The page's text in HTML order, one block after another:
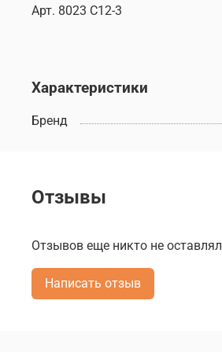
Арт. 8023 C12-3
Характеристики
Бренд
Отзывы
Отзывов еще никто не оставлял
Написать отзыв